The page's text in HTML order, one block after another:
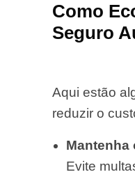
Como
Seguro
Aqui estão
reduzir o
Mantenha
Evite